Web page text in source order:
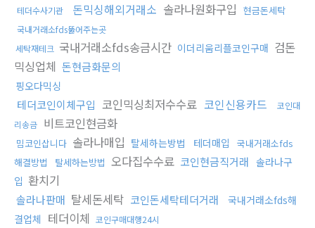
테더수사기관 돈믹싱해외거래소 솔라나원화구입 현금돈세탁
국내거래소fds뚫어주는곳
세탁재테크 국내거래소fds송금시간 이더리움리플코인구매 검돈
믹싱업체 돈현금화문의
핑오다믹싱
테더코인이체구입 코인믹싱최저수수료 코인신용카드
코인대
리송금 비트코인현금화
밈코인삽니다 솔라나매입 탈세하는방법 테더매입
국내거래소fds
해결방법
탈세하는방법 오다집수수료 코인현금직거래 솔라나구
입 환치기
솔라나판매 탈세돈세탁 코인돈세탁테더거래
국내거래소fds해
결업체 테더이체 코인구매대행24시